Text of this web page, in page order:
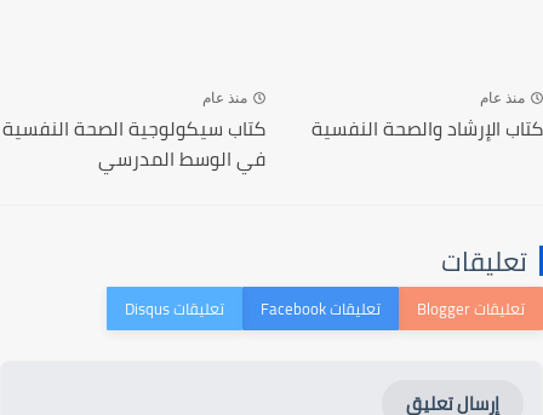
منذ عام
كتاب الإرشاد والصحة النفسية
منذ عام
كتاب سيكولوجية الصحة النفسية
في الوسط المدرسي
تعليقات
إرسال تعليق